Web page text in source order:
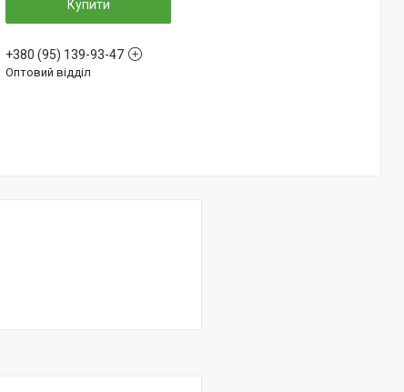
Купити
+380 (95) 139-93-47
Оптовий відділ